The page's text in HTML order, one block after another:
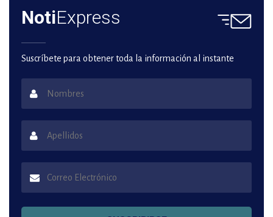
NotiExpress
Suscríbete para obtener toda la información al instante